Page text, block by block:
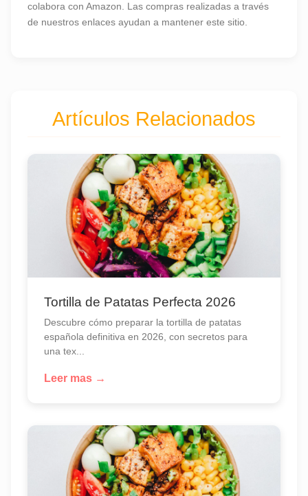
colabora con Amazon. Las compras realizadas a través
de nuestros enlaces ayudan a mantener este sitio.
Artículos Relacionados
Tortilla de Patatas Perfecta 2026
Descubre cómo preparar la tortilla de patatas
española definitiva en 2026, con secretos para
una tex...
Leer mas →